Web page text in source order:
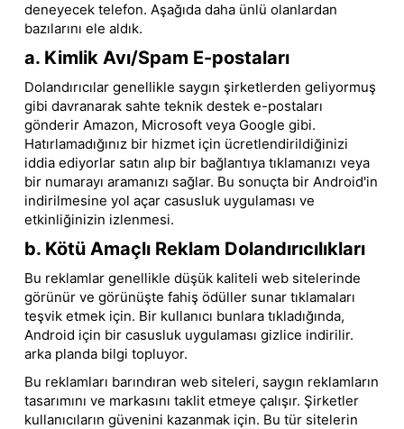
deneyecek telefon. Aşağıda daha ünlü olanlardan
bazılarını ele aldık.
a. Kimlik Avı/Spam E-postaları
Dolandırıcılar genellikle saygın şirketlerden geliyormuş
gibi davranarak sahte teknik destek e-postaları
gönderir Amazon, Microsoft veya Google gibi.
Hatırlamadığınız bir hizmet için ücretlendirildiğinizi
iddia ediyorlar satın alıp bir bağlantıya tıklamanızı veya
bir numarayı aramanızı sağlar. Bu sonuçta bir Android'in
indirilmesine yol açar casusluk uygulaması ve
etkinliğinizin izlenmesi.
b. Kötü Amaçlı Reklam Dolandırıcılıkları
Bu reklamlar genellikle düşük kaliteli web sitelerinde
görünür ve görünüşte fahiş ödüller sunar tıklamaları
teşvik etmek için. Bir kullanıcı bunlara tıkladığında,
Android için bir casusluk uygulaması gizlice indirilir.
arka planda bilgi topluyor.
Bu reklamları barındıran web siteleri, saygın reklamların
tasarımını ve markasını taklit etmeye çalışır. Şirketler
kullanıcıların güvenini kazanmak için. Bu tür sitelerin